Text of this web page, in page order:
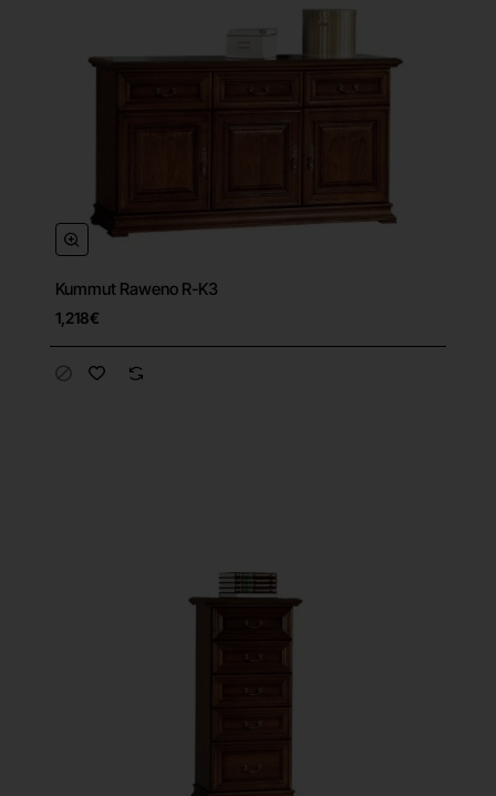
Kummut Raweno R-K3
1,218€